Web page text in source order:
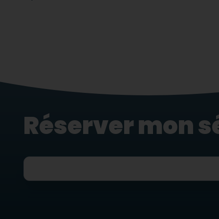
Réserver mon